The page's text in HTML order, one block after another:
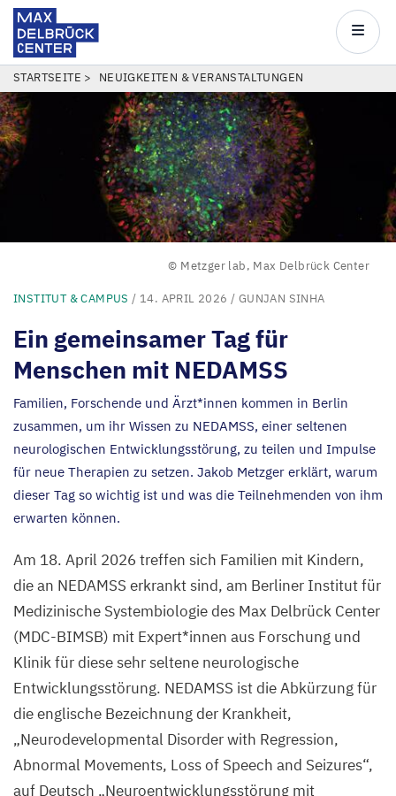
Direkt
zum
Inhalt
Center
Main
PFADNAVIGATION
STARTSEITE NEUIGKEITEN & VERANSTALTUNGEN
© Metzger lab, Max Delbrück Center
INSTITUT & CAMPUS / 14. APRIL 2026 / GUNJAN SINHA
Ein gemeinsamer Tag für
Menschen mit NEDAMSS
Familien, Forschende und Ärzt*innen kommen in Berlin
zusammen, um ihr Wissen zu NEDAMSS, einer seltenen
neurologischen Entwicklungsstörung, zu teilen und Impulse
für neue Therapien zu setzen. Jakob Metzger erklärt, warum
dieser Tag so wichtig ist und was die Teilnehmenden von ihm
erwarten können.
Am 18. April 2026 treffen sich Familien mit Kindern,
die an NEDAMSS erkrankt sind, am Berliner Institut für
Medizinische Systembiologie des Max Delbrück Center
(MDC-BIMSB) mit Expert*innen aus Forschung und
Klinik für diese sehr seltene neurologische
Entwicklungsstörung. NEDAMSS ist die Abkürzung für
die englische Bezeichnung der Krankheit,
„Neurodevelopmental Disorder with Regression,
Abnormal Movements, Loss of Speech and Seizures“,
auf Deutsch „Neuroentwicklungsstörung mit